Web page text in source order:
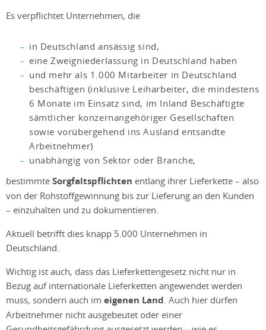
Es verpflichtet Unternehmen, die
in Deutschland ansässig sind,
eine Zweigniederlassung in Deutschland haben
und mehr als 1.000 Mitarbeiter in Deutschland
beschäftigen (inklusive Leiharbeiter, die mindestens
6 Monate im Einsatz sind, im Inland Beschäftigte
sämtlicher konzernangehöriger Gesellschaften
sowie vorübergehend ins Ausland entsandte
Arbeitnehmer)
unabhängig von Sektor oder Branche,
bestimmte Sorgfaltspflichten entlang ihrer Lieferkette – also
von der Rohstoffgewinnung bis zur Lieferung an den Kunden
– einzuhalten und zu dokumentieren.
Aktuell betrifft dies knapp 5.000 Unternehmen in
Deutschland.
Wichtig ist auch, dass das Lieferkettengesetz nicht nur in
Bezug auf internationale Lieferketten angewendet werden
muss, sondern auch im eigenen Land . Auch hier dürfen
Arbeitnehmer nicht ausgebeutet oder einer